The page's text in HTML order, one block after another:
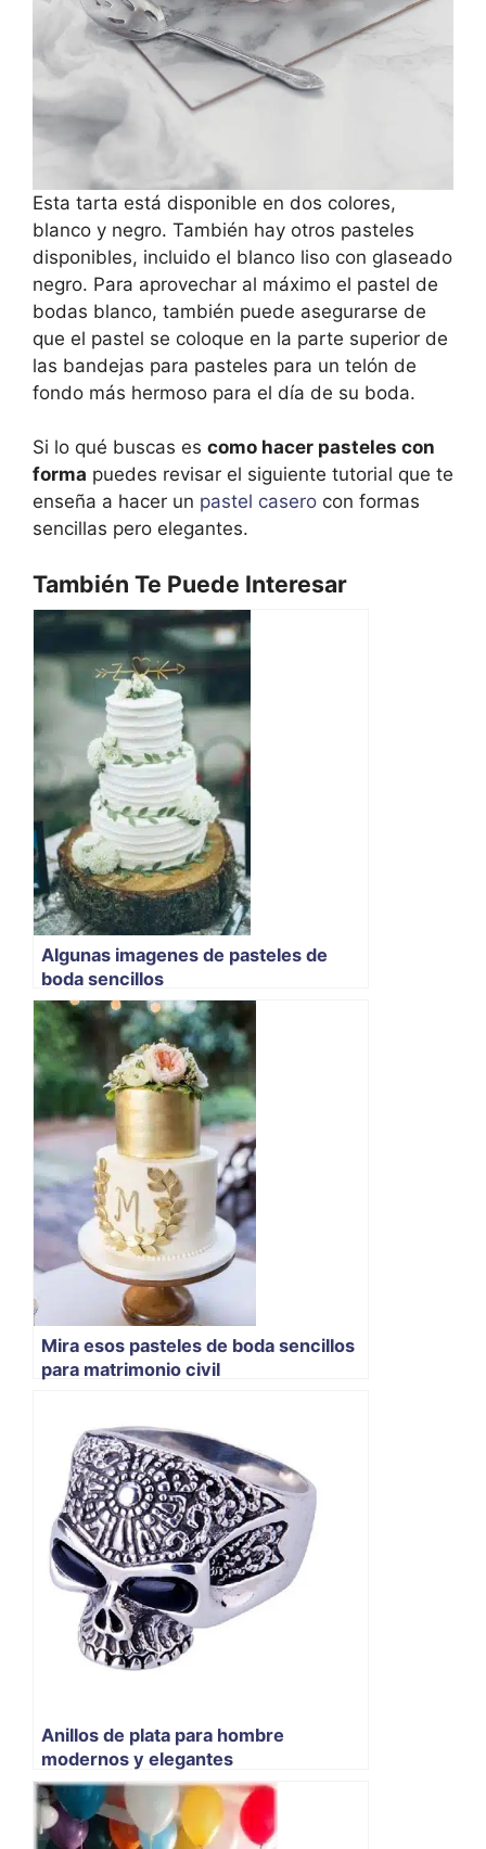
Esta tarta está disponible en dos colores,
blanco y negro. También hay otros pasteles
disponibles, incluido el blanco liso con glaseado
negro. Para aprovechar al máximo el pastel de
bodas blanco, también puede asegurarse de
que el pastel se coloque en la parte superior de
las bandejas para pasteles para un telón de
fondo más hermoso para el día de su boda.
Si lo qué buscas es como hacer pasteles con
forma puedes revisar el siguiente tutorial que te
enseña a hacer un pastel casero con formas
sencillas pero elegantes.
También Te Puede Interesar
Algunas imagenes de pasteles de
boda sencillos
Mira esos pasteles de boda sencillos
para matrimonio civil
Anillos de plata para hombre
modernos y elegantes